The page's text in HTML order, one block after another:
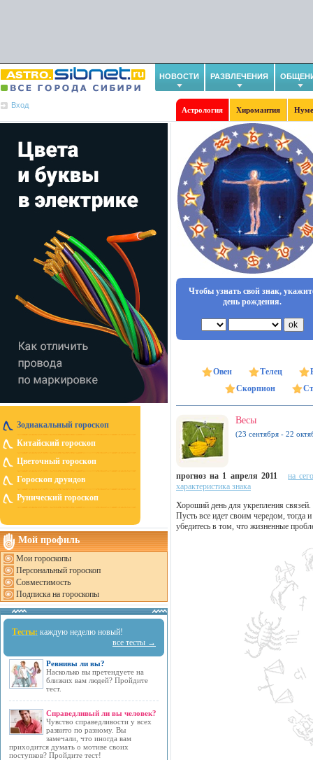
НОВОСТИ РАЗВЛЕЧЕНИЯ
Вход
Астрология Хиромантия
Зодиакальный гороскоп
Китайский гороскоп
Цветочный гороскоп
Гороскоп друидов
Рунический гороскоп
Мой профиль
Мои гороскопы
Персональный гороскоп
Совместимость
Подписка на гороскопы
Тесты: каждую неделю новый!
все тесты →
Ревнивы ли вы?
Насколько вы претендуете на
близких вам людей? Пройдите
тест.
Справедливый ли вы человек?
Чувство справедливости у всех
развито по разному. Вы
замечали, что иногда вам
приходится думать о мотиве своих
поступков? Пройдите тест!
Чтобы узнать свой знак,
день рождения.
Овен Телец
Скорпион
Весы
(23 сентября - 22
прогноз на 1 апреля 2011
на
характеристика знака
Хороший день для укрепления
Пусть все идет своим чередом, тогда
убедитесь в том, что жизненные